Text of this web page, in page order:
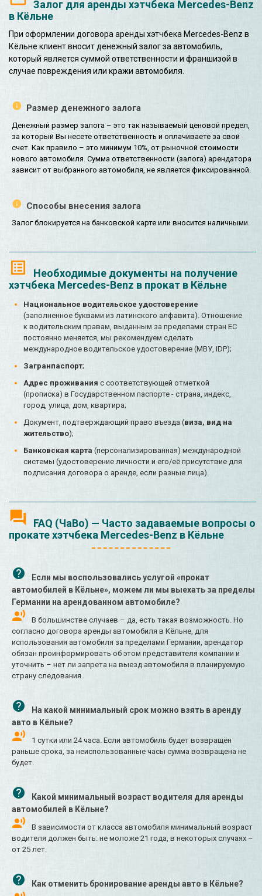
Залог для аренды хэтчбека Mercedes-Benz
в Кёльне
При оформлении договора аренды хэтчбека Mercedes-Benz в
Кёльне клиент вносит денежный залог за автомобиль,
который является суммой ответственности и франшизой в
случае повреждения или кражи автомобиля.
Размер денежного залога
Денежный размер залога – это так называемый ценовой предел,
за который Вы несете ответственность и оплачиваете за свой
счет. Как правило – это минимум 10%, от рыночной стоимости
нового автомобиля. Сумма ответственности (залога) арендатора
зависит от выбранного автомобиля, не является фиксированной.
Способы внесения залога
Залог блокируется на банковской карте или вносится наличными.
Необходимые документы на получение
хэтчбека Mercedes-Benz в прокат в Кёльне
Национальное водительское удостоверение
(заполненное буквами из латинского алфавита). Отношение
к водительским правам, выданным за пределами стран ЕС
постоянно меняется, мы рекомендуем сделать
международное водительское удостоверение (МВУ, IDP);
Загранпаспорт;
Адрес проживания с соответствующей отметкой
(прописка) в Государственном паспорте - страна, индекс,
город, улица, дом, квартира;
Документ, подтверждающий право въезда (виза, вид на
жительство);
Банковская карта (персонализированная) международной
системы (удостоверение личности и его/её присутствие для
подписания договора о аренде, если разные лица).
FAQ (ЧаВо) — Часто задаваемые вопросы о
прокате хэтчбека Mercedes-Benz в Кёльне
Если мы воспользовались услугой «прокат
автомобилей в Кёльне», можем ли мы выехать за пределы
Германии на арендованном автомобиле?
В большинстве случаев – да, есть такая возможность. Но
согласно договора аренды автомобиля в Кёльне, для
использования автомобиля за пределами Германии, арендатор
обязан проинформировать об этом представителя компании и
уточнить – нет ли запрета на выезд автомобиля в планируемую
страну следования.
На какой минимальный срок можно взять в аренду
авто в Кёльне?
1 сутки или 24 часа. Если автомобиль будет возвращён
раньше срока, за неиспользованные часы сумма возвращена не
будет.
Какой минимальный возраст водителя для аренды
автомобилей в Кёльне?
В зависимости от класса автомобиля минимальный возраст
водителя должен быть: не моложе 21 года, в некоторых случаях –
от 25 лет.
Как отменить бронирование аренды авто в Кёльне?